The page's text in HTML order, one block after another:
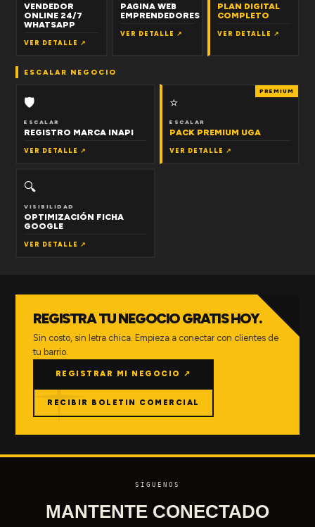
VENDEDOR
ONLINE 24/7
WHATSAPP
VER DETALLE ↗
PAGINA WEB
EMPRENDEDORES
VER DETALLE ↗
PLAN DIGITAL
COMPLETO
VER DETALLE ↗
ESCALAR NEGOCIO
🛡
ESCALAR
REGISTRO MARCA INAPI
VER DETALLE ↗
PREMIUM
⭐
ESCALAR
PACK PREMIUM UGA
VER DETALLE ↗
🔍
VISIBILIDAD
OPTIMIZACIÓN FICHA
GOOGLE
VER DETALLE ↗
REGISTRA TU NEGOCIO GRATIS HOY.
Sin costo, sin letra chica. Empieza a conectar con clientes de
tu barrio.
REGISTRAR MI NEGOCIO ↗
RECIBIR BOLETIN COMERCIAL
SÍGUENOS
MANTENTE CONECTADO